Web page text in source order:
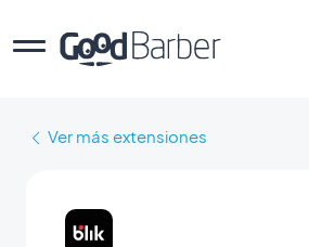
Ver más extensiones